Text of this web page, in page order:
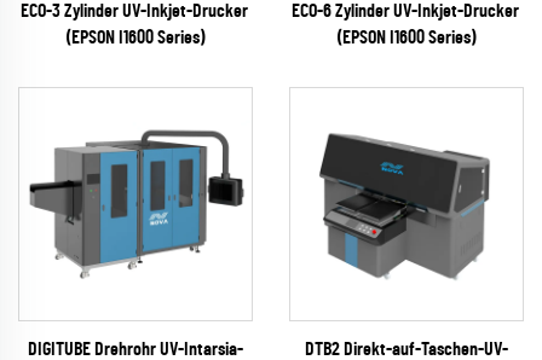
ECO-3 Zylinder UV-Inkjet-Drucker
(EPSON I1600 Series)
ECO-6 Zylinder UV-Inkjet-Drucker
(EPSON I1600 Series)
DIGITUBE Drehrohr UV-Intarsia-
DTB2 Direkt-auf-Taschen-UV-